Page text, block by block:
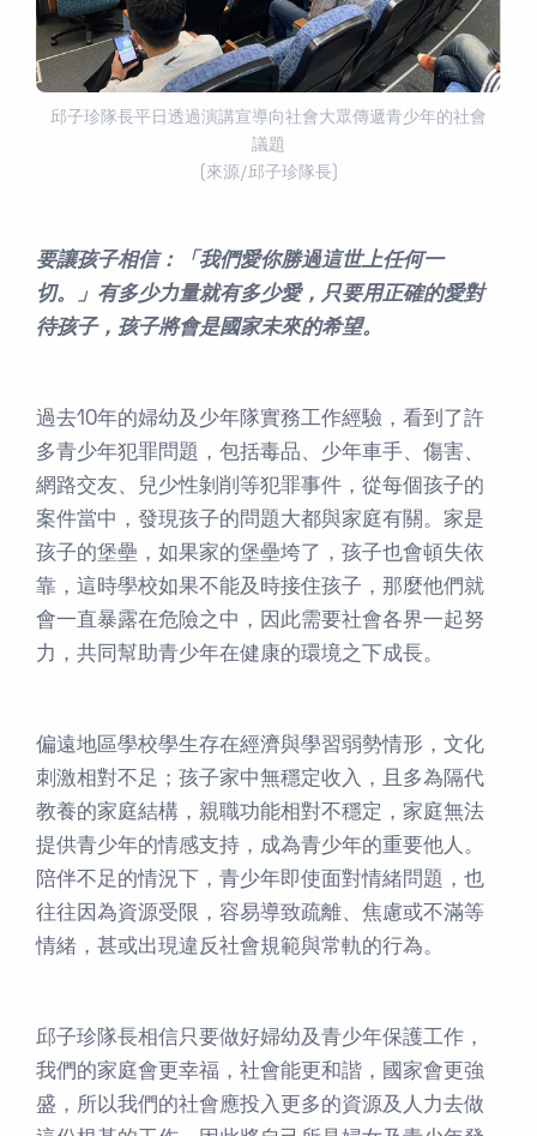
邱子珍隊長平日透過演講宣導向社會大眾傳遞青少年的社會
議題
(來源/邱子珍隊長)
要讓孩子相信：「我們愛你勝過這世上任何一
切。」有多少力量就有多少愛，只要用正確的愛對
待孩子，孩子將會是國家未來的希望。
過去10年的婦幼及少年隊實務工作經驗，看到了許
多青少年犯罪問題，包括毒品、少年車手、傷害、
網路交友、兒少性剝削等犯罪事件，從每個孩子的
案件當中，發現孩子的問題大都與家庭有關。家是
孩子的堡壘，如果家的堡壘垮了，孩子也會頓失依
靠，這時學校如果不能及時接住孩子，那麼他們就
會一直暴露在危險之中，因此需要社會各界一起努
力，共同幫助青少年在健康的環境之下成長。
偏遠地區學校學生存在經濟與學習弱勢情形，文化
刺激相對不足；孩子家中無穩定收入，且多為隔代
教養的家庭結構，親職功能相對不穩定，家庭無法
提供青少年的情感支持，成為青少年的重要他人。
陪伴不足的情況下，青少年即使面對情緒問題，也
往往因為資源受限，容易導致疏離、焦慮或不滿等
情緒，甚或出現違反社會規範與常軌的行為。
邱子珍隊長相信只要做好婦幼及青少年保護工作，
我們的家庭會更幸福，社會能更和諧，國家會更強
盛，所以我們的社會應投入更多的資源及人力去做